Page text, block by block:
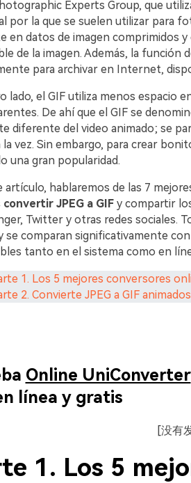
Experts Group, que
por la que se suelen utilizar para
en datos de imagen comprimidos
de la imagen. Además, la función
para archivar en Internet,
lado, el GIF utiliza menos espacio
De ahí que el GIF se
diferente del video animado; se
vez. Sin embargo, para crear
una gran popularidad.
artículo, hablaremos de las 7
convertir JPEG a GIFy compartir
Twitter y otras redes sociales.
se comparan significativamente
tanto en el sistema como en
1. Los 5 mejores conversores
2. Convierte JPEG a GIF
Online UniConverter
línea y gratis
[没有
1. Los 5